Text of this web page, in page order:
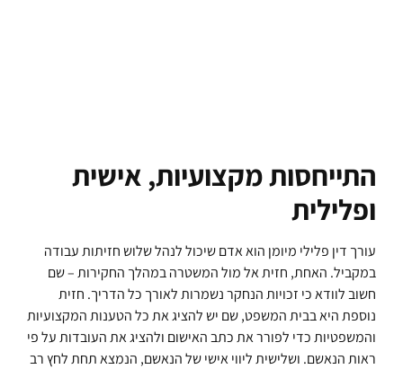
התייחסות מקצועיות, אישית
ופלילית
עורך דין פלילי מיומן הוא אדם שיכול לנהל שלוש חזיתות עבודה
במקביל. האחת, חזית אל מול המשטרה במהלך החקירות – שם
חשוב לוודא כי זכויות הנחקר נשמרות לאורך כל הדריך. חזית
נוספת היא בבית המשפט, שם יש להציג את כל הטענות המקצועיות
והמשפטיות כדי לפורר את כתב האישום ולהציג את העובדות על פי
ראות הנאשם. ושלישית ליווי אישי של הנאשם, הנמצא תחת לחץ רב